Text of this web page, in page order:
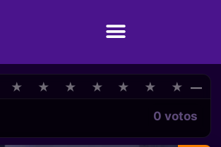
★
★ ★
★ ★
★ ★
★ ★
★ ★
★ ★
★ —
0 votos